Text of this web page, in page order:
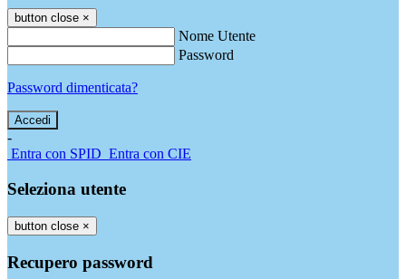
button close ×
Nome Utente
Password
Password dimenticata?
-
Entra con SPID Entra con CIE
Seleziona utente
button close ×
Recupero password